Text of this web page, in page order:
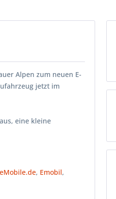
Alpen zum neuen E-
jetzt im
eine kleine
, Emobil,